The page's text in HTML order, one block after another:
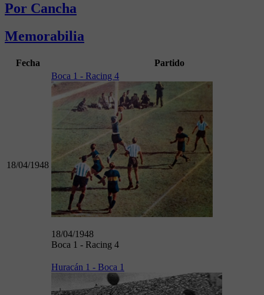
Por Cancha
Memorabilia
Fecha Partido
18/04/1948
Boca 1 - Racing 4
18/04/1948
Boca 1 - Racing 4
Huracán 1 - Boca 1